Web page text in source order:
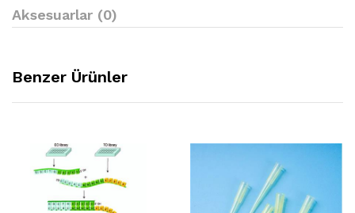
Aksesuarlar (0)
Benzer Ürünler